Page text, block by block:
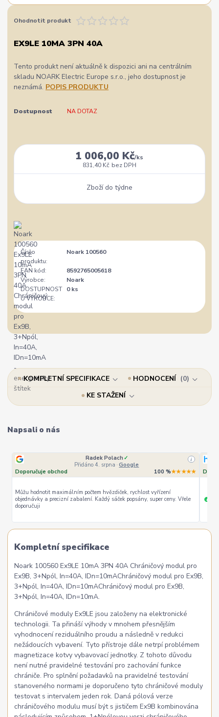
Ohodnotit produkt
EX9LE 10MA 3PN 40A
Tento produkt není aktuálně k dispozici ani na centrálním
skladu NOARK Electric Europe s.r.o., jeho dostupnost je
neznámá. POPIS PRODUKTU
Dostupnost NA DOTAZ
1 006,00 Kč/ks
831,40 Kč bez DPH
Zboží do týdne
Číslo
produktu:
Noark 100560
EAN kód:
8592765005618
Výrobce:
Noark
DOSTUPNOST
U VÝROBCE:
0 ks
KOMPLETNÍ SPECIFIKACE HODNOCENÍ
0
KE STAŽENÍ
Napsali o nás
Radek Polach ✓
Přidáno 4. srpna · Google
i
Doporučuje obchod 100 %★★★★★
Můžu hodnotit maximálním počtem hvězdiček, rychlost vyřízení
objednávky a precizní zabalení. Každý sáček popsány, super ceny. Vřele
doporučuji
+
Kompletní specifikace
Noark 100560 Ex9LE 10mA 3PN 40A Chráničový modul pro
Ex9B, 3+Npól, In=40A, IDn=10mAChráničový modul pro Ex9B,
3+Npól, In=40A, IDn=10mAChráničový modul pro Ex9B,
3+Npól, In=40A, IDn=10mA.
Chráničové moduly Ex9LE jsou založeny na elektronické
technologii. Ta přináší výhody v mnohem přesnějším
vyhodnocení reziduálního proudu a následně v redukci
nežádoucích vybavení. Tyto přístroje dále netrpí problémem
magnetizace kotvy vybavovací jednotky. Z tohoto důvodu
není nutné pravidelné testování pro zachování funkce
chrániče. Pro splnění požadavků na pravidelné testování
stanoveného normami je doporučeno tyto chráničové moduly
testovat s intervalem jeden rok. Daná pólová verze
chráničového modulu musí být s jističem Ex9B kombinována